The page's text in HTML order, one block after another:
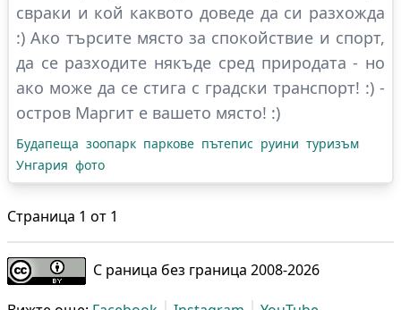
свраки и кой каквото доведе да си разхожда
:) Ако търсите място за спокойствие и спорт,
да се разходите някъде сред природата - но
ако може да се стига с градски транспорт! :) -
остров Маргит е вашето място! :)
Будапеща зоопарк паркове пътепис руини туризъм
Унгария фото
Страница 1 от 1
С раница без граница 2008-2026